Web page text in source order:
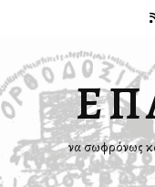
Ἵνα σωφρόνως